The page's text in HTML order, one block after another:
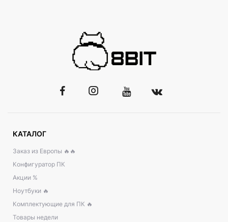
КАТАЛОГ
Заказ из Европы 🔥🔥
Конфигуратор ПК
Акции %
Ноутбуки 🔥
Комплектующие для ПК 🔥
Товары недели